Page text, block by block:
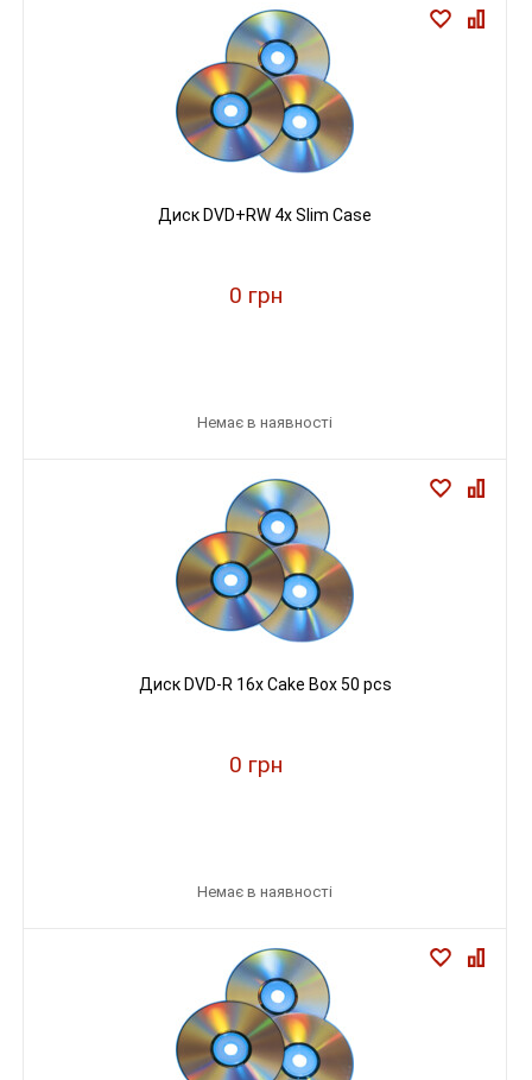
Диск DVD+RW 4х Slim Case
0 грн
Немає в наявності
Диск DVD-R 16х Cake Box 50 pcs
0 грн
Немає в наявності